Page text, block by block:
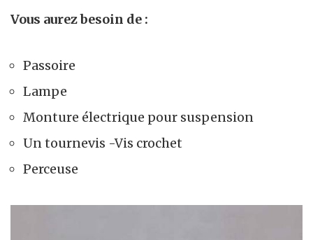
Vous aurez besoin de :
Passoire
Lampe
Monture électrique pour suspension
Un tournevis -Vis crochet
Perceuse